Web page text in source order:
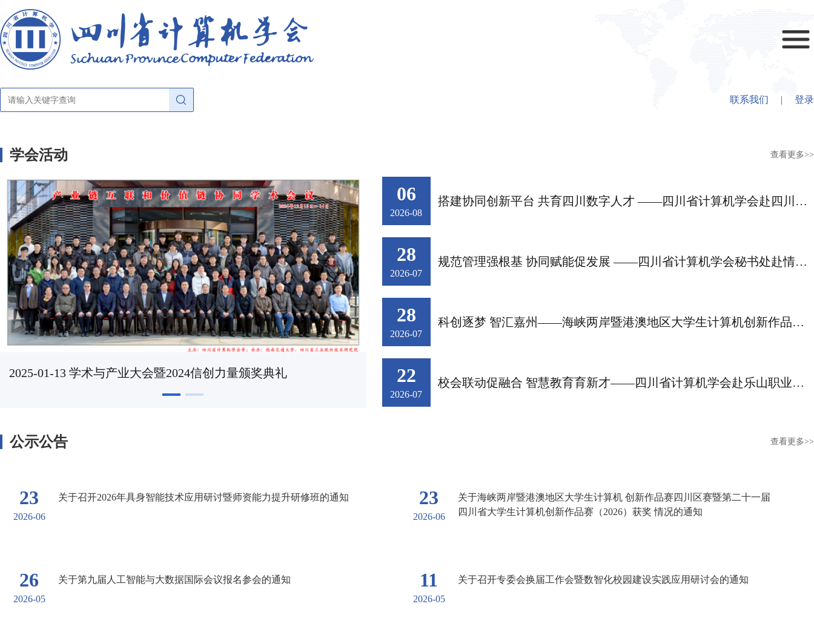
联系我们 | 登录
关于学会
学会概况
章法条则
组织结构
大事纪要
管理团队
智策顾问
学会动态
公示公告
学会活动
关注学会
学会大家庭
理事会成员
团体会员
学会专家团
学术论道撷英
团体会员招聘
学会活动 查看更多>>
2025-01-13 学术与产业大会暨2024信创力量颁奖典礼
06
2026-08
搭建协同创新平台 共育四川数字人才 ——四川省计算机学会赴四川天府新区改革创新研究院开展交流洽谈
28
2026-07
规范管理强根基 协同赋能促发展 ——四川省计算机学会秘书处赴情报专委会开展分支机构管理专题学习交流
28
2026-07
科创逐梦 智汇嘉州——海峡两岸暨港澳地区大学生计算机创新作品赛总决赛在乐山圆满落幕
22
2026-07
校会联动促融合 智慧教育育新才——四川省计算机学会赴乐山职业技术学院开展产教融合对接交流
公示公告 查看更多>>
23
2026-06
关于召开2026年具身智能技术应用研讨暨师资能力提升研修班的通知 23
2026-06
关于海峡两岸暨港澳地区大学生计算机 创新作品赛四川区赛暨第二十一届
四川省大学生计算机创新作品赛（2026）获奖 情况的通知
26
2026-05
关于第九届人工智能与大数据国际会议报名参会的通知 11
2026-05
关于召开专委会换届工作会暨数智化校园建设实践应用研讨会的通知